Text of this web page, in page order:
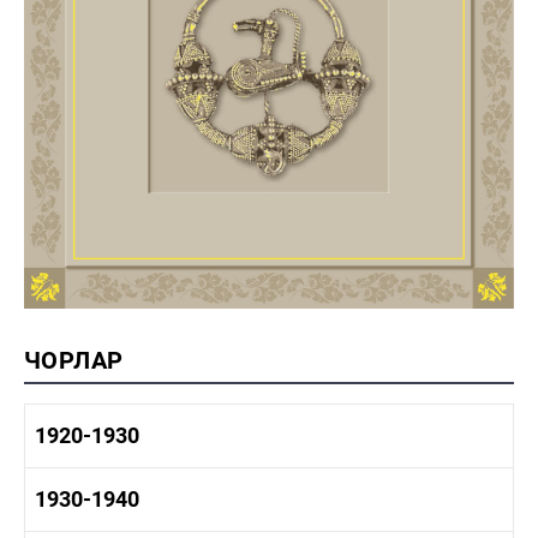
ЧОРЛАР
1920-1930
1920-1930 тарих
1930-1940